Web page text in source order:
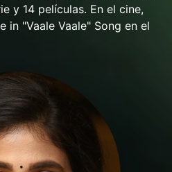
y 14 películas. En el cine,
in "Vaale Vaale" Song en el